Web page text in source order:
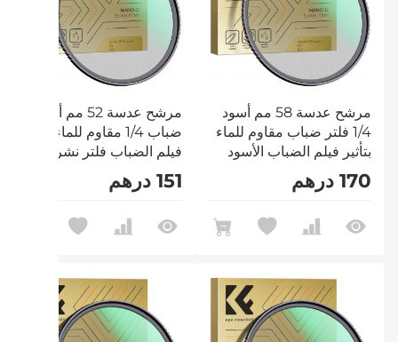
مرشح عدسة 58 مم أسود
1/4 فلتر ضباب مقاوم للماء
بتأثير فيلم الضباب الأسود
للفيديو / مدونة الفيديو /
Nano D
170 درهم
مرشح عدسة 52 مم أسود
ضباب 1/4 مقاوم للماء لتأثير
فيلم الضباب فلتر نشر أسود
للفيديو / مدونة الفيديو /
Nano D
151 درهم